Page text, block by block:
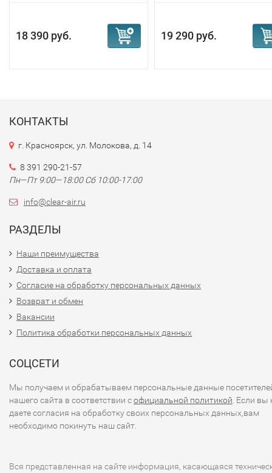
18 390 руб. 19 290 руб.
КОНТАКТЫ
г. Красноярск, ул. Молокова, д. 14
8 391 290-21-57
Пн—Пт 9:00—18:00 Сб 10:00-17:00
info@clear-air.ru
РАЗДЕЛЫ
Наши преимущества
Доставка и оплата
Согласие на обработку персональных данных
Возврат и обмен
Вакансии
Политика обработки персональных данных
СОЦСЕТИ
Мы получаем и обрабатываем персональные данные
нашего сайта в соответствии софициальной политикой . Если вы
даете согласия на обработку своих персональных данных,вам
необходимо покинуть наш сайт.
Вся представленная на сайте информация, касающаяся